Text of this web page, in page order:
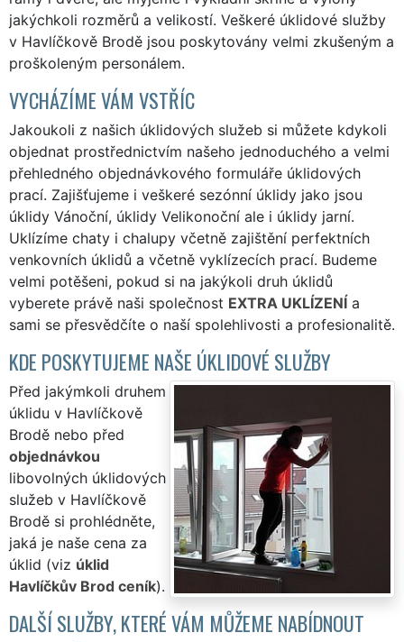
jakýchkoli rozměrů a velikostí. Veškeré úklidové služby
v Havlíčkově Brodě jsou poskytovány velmi zkušeným a
proškoleným personálem.
VYCHÁZÍME VÁM VSTŘÍC
Jakoukoli z našich úklidových služeb si můžete kdykoli
objednat prostřednictvím našeho jednoduchého a velmi
přehledného objednávkového formuláře úklidových
prací. Zajišťujeme i veškeré sezónní úklidy jako jsou
úklidy Vánoční, úklidy Velikonoční ale i úklidy jarní.
Uklízíme chaty i chalupy včetně zajištění perfektních
venkovních úklidů a včetně vyklízecích prací. Budeme
velmi potěšeni, pokud si na jakýkoli druh úklidů
vyberete právě naši společnost EXTRA UKLÍZENÍ a
sami se přesvědčíte o naší spolehlivosti a profesionalitě.
KDE POSKYTUJEME NAŠE ÚKLIDOVÉ SLUŽBY
Před jakýmkoli druhem
úklidu v Havlíčkově
Brodě nebo před
objednávkou
libovolných úklidových
služeb v Havlíčkově
Brodě si prohlédněte,
jaká je naše cena za
úklid (viz úklid
Havlíčkův Brod ceník).
DALŠÍ SLUŽBY, KTERÉ VÁM MŮŽEME NABÍDNOUT